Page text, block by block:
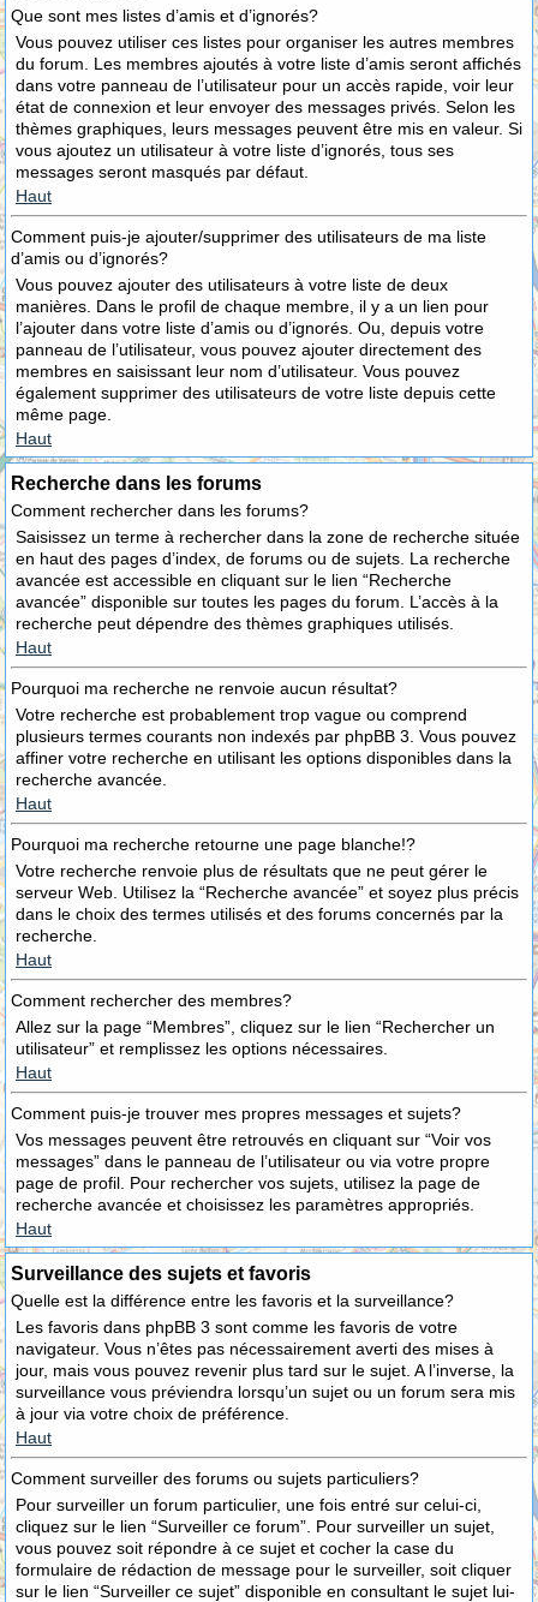
Que sont mes listes d’amis et d’ignorés?
Vous pouvez utiliser ces listes pour organiser les autres membres
du forum. Les membres ajoutés à votre liste d’amis seront affichés
dans votre panneau de l’utilisateur pour un accès rapide, voir leur
état de connexion et leur envoyer des messages privés. Selon les
thèmes graphiques, leurs messages peuvent être mis en valeur. Si
vous ajoutez un utilisateur à votre liste d’ignorés, tous ses
messages seront masqués par défaut.
Haut
Comment puis-je ajouter/supprimer des utilisateurs de ma liste
d’amis ou d’ignorés?
Vous pouvez ajouter des utilisateurs à votre liste de deux
manières. Dans le profil de chaque membre, il y a un lien pour
l’ajouter dans votre liste d’amis ou d’ignorés. Ou, depuis votre
panneau de l’utilisateur, vous pouvez ajouter directement des
membres en saisissant leur nom d’utilisateur. Vous pouvez
également supprimer des utilisateurs de votre liste depuis cette
même page.
Haut
Recherche dans les forums
Comment rechercher dans les forums?
Saisissez un terme à rechercher dans la zone de recherche située
en haut des pages d’index, de forums ou de sujets. La recherche
avancée est accessible en cliquant sur le lien “Recherche
avancée” disponible sur toutes les pages du forum. L’accès à la
recherche peut dépendre des thèmes graphiques utilisés.
Haut
Pourquoi ma recherche ne renvoie aucun résultat?
Votre recherche est probablement trop vague ou comprend
plusieurs termes courants non indexés par phpBB 3. Vous pouvez
affiner votre recherche en utilisant les options disponibles dans la
recherche avancée.
Haut
Pourquoi ma recherche retourne une page blanche!?
Votre recherche renvoie plus de résultats que ne peut gérer le
serveur Web. Utilisez la “Recherche avancée” et soyez plus précis
dans le choix des termes utilisés et des forums concernés par la
recherche.
Haut
Comment rechercher des membres?
Allez sur la page “Membres”, cliquez sur le lien “Rechercher un
utilisateur” et remplissez les options nécessaires.
Haut
Comment puis-je trouver mes propres messages et sujets?
Vos messages peuvent être retrouvés en cliquant sur “Voir vos
messages” dans le panneau de l’utilisateur ou via votre propre
page de profil. Pour rechercher vos sujets, utilisez la page de
recherche avancée et choisissez les paramètres appropriés.
Haut
Surveillance des sujets et favoris
Quelle est la différence entre les favoris et la surveillance?
Les favoris dans phpBB 3 sont comme les favoris de votre
navigateur. Vous n’êtes pas nécessairement averti des mises à
jour, mais vous pouvez revenir plus tard sur le sujet. A l’inverse, la
surveillance vous préviendra lorsqu’un sujet ou un forum sera mis
à jour via votre choix de préférence.
Haut
Comment surveiller des forums ou sujets particuliers?
Pour surveiller un forum particulier, une fois entré sur celui-ci,
cliquez sur le lien “Surveiller ce forum”. Pour surveiller un sujet,
vous pouvez soit répondre à ce sujet et cocher la case du
formulaire de rédaction de message pour le surveiller, soit cliquer
sur le lien “Surveiller ce sujet” disponible en consultant le sujet lui-